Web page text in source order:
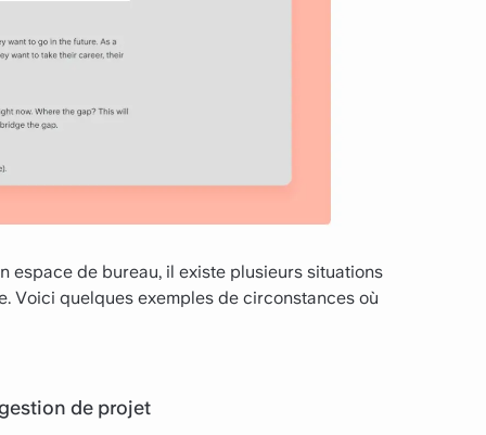
espace de bureau, il existe plusieurs situations
Voici quelques exemples de circonstances où
de projet